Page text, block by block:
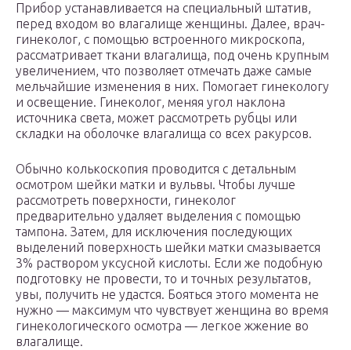
Прибор устанавливается на специальный штатив,
перед входом во влагалище женщины. Далее, врач-
гинеколог, с помощью встроенного микроскопа,
рассматривает ткани влагалища, под очень крупным
увеличением, что позволяет отмечать даже самые
мельчайшие изменения в них. Помогает гинекологу
и освещение. Гинеколог, меняя угол наклона
источника света, может рассмотреть рубцы или
складки на оболочке влагалища со всех ракурсов.
Обычно колькоскопия проводится с детальным
осмотром шейки матки и вульвы. Чтобы лучше
рассмотреть поверхности, гинеколог
предварительно удаляет выделения с помощью
тампона. Затем, для исключения последующих
выделений поверхность шейки матки смазывается
3% раствором уксусной кислоты. Если же подобную
подготовку не провести, то и точных результатов,
увы, получить не удастся. Бояться этого момента не
нужно — максимум что чувствует женщина во время
гинекологического осмотра — легкое жжение во
влагалище.